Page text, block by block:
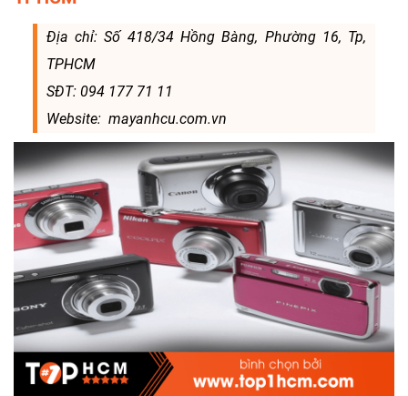
Địa chỉ: Số 418/34 Hồng Bàng, Phường 16, Tp,
TPHCM
SĐT: 094 177 71 11
Website: mayanhcu.com.vn